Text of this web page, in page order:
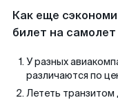
Как еще
билет на
У разных
различаются по
Лететь